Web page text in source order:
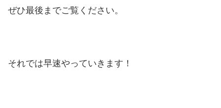
ぜひ最後までご覧ください。
それでは早速やっていきます！